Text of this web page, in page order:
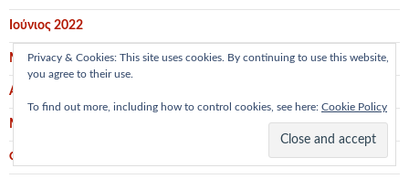
Ιούνιος 2022
Μάιος 2022
Απρίλιος 2022
Μάρτιος 2022
Φεβρουάριος 2022
Privacy & Cookies: This site uses cookies. By continuing to use this website,
you agree to their use.
To find out more, including how to control cookies, see here: Cookie Policy